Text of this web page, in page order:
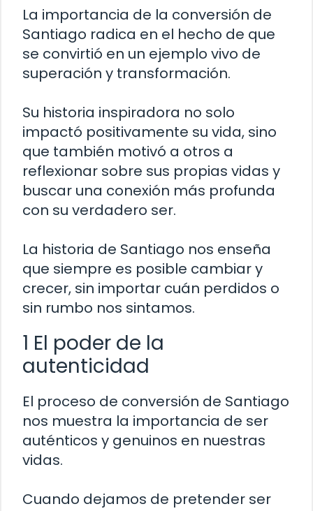
La importancia de la conversión de
Santiago radica en el hecho de que
se convirtió en un ejemplo vivo de
superación y transformación.
Su historia inspiradora no solo
impactó positivamente su vida, sino
que también motivó a otros a
reflexionar sobre sus propias vidas y
buscar una conexión más profunda
con su verdadero ser.
La historia de Santiago nos enseña
que siempre es posible cambiar y
crecer, sin importar cuán perdidos o
sin rumbo nos sintamos.
1 El poder de la
autenticidad
El proceso de conversión de Santiago
nos muestra la importancia de ser
auténticos y genuinos en nuestras
vidas.
Cuando dejamos de pretender ser